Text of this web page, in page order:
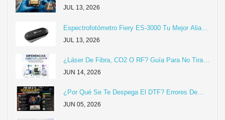
Sellador Impermeable En Tus Cabezales Epson
JUL 13, 2026
Espectrofotómetro Fiery ES-3000 Tu Mejor Aliado
Para Conseguir Colores Precisos.
JUL 13, 2026
¿Láser De Fibra, CO2 O RF? Guía Para No Tirar
Tu Dinero Y Elegir La Máquina Correcta
JUN 14, 2026
¿Por Qué Se Te Despega El DTF? Errores De
Taller Y Cómo Solucionarlos
JUN 05, 2026